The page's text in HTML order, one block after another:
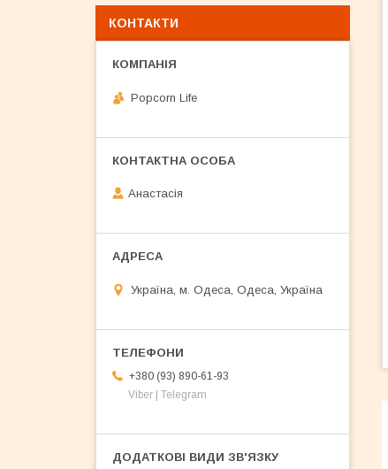
КОНТАКТИ
Popcorn Life
Анастасія
Україна, м. Одеса, Одеса, Україна
+380 (93) 890-61-93
Viber | Telegram